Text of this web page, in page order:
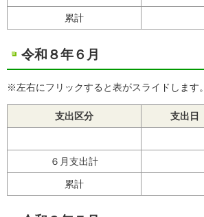
累計
令和８年６月
※左右にフリックすると表がスライドします。
支出区分 支出日
６月支出計
累計